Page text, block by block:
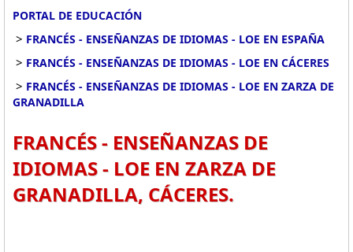
PORTAL DE EDUCACIÓN
> FRANCÉS - ENSEÑANZAS DE IDIOMAS - LOE EN ESPAÑA
> FRANCÉS - ENSEÑANZAS DE IDIOMAS - LOE EN CÁCERES
> FRANCÉS - ENSEÑANZAS DE IDIOMAS - LOE EN ZARZA DE
GRANADILLA
FRANCÉS - ENSEÑANZAS DE
IDIOMAS - LOE EN ZARZA DE
GRANADILLA, CÁCERES.